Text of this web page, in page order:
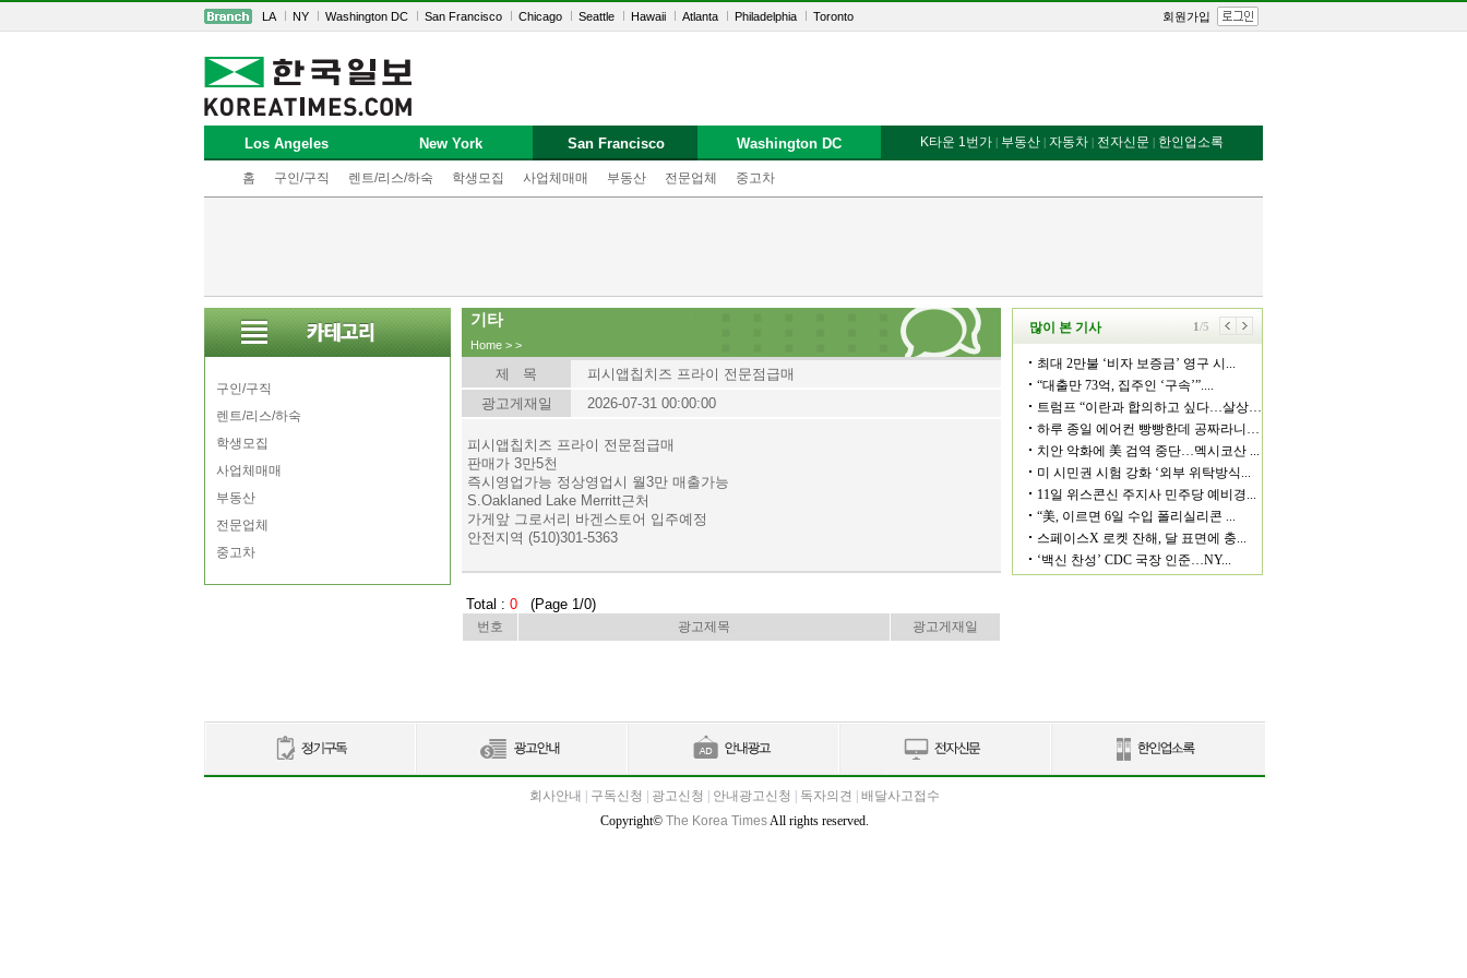
LA NY Washington DC San Francisco Chicago Seattle Hawaii Atlanta Philadelphia Toronto 회원가입
Los Angeles New York San Francisco
홈 구인/구직 렌트/리스/하숙 학생모집 사업체매매 부동산 전문업체 중고차
Washington DC K타운 1번가 | 부동산 | 자동차 | 전자신문 | 한인업소록
구인/구직
렌트/리스/하숙
학생모집
사업체매매
부동산
전문업체
중고차
기타
Home > >
제 목
피시앱칩치즈 프라이 전문점급매
광고게재일
2026-07-31 00:00:00
피시앱칩치즈 프라이 전문점급매
판매가 3만5천
즉시영업가능 정상영업시 월3만 매출가능
S.Oaklaned Lake Merritt근처
가게앞 그로서리 바겐스토어 입주예정
안전지역 (510)301-5363
Total : 0 (Page 1/0)
번호 광고제목 광고게재일
회사안내 구독신청 광고신청 안내광고신청 독자의견
배달사고접수
Copyright© The Korea TimesAll rights reserved.